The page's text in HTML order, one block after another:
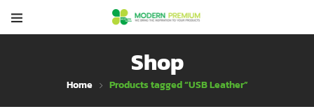
Shop
Home Products tagged “USB Leather”